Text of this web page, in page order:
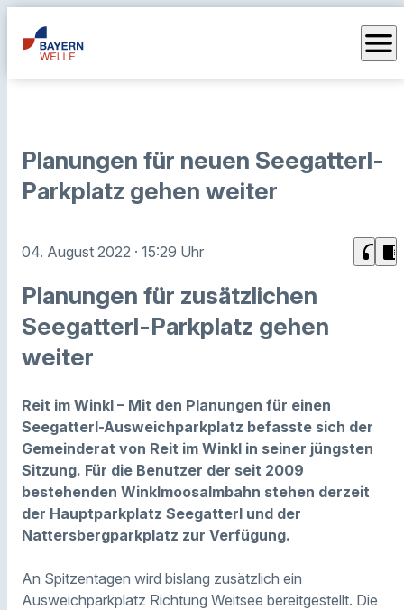
menu
Planungen für neuen Seegatterl-
Parkplatz gehen weiter
04. August 2022 · 15:29 Uhr headphones chrome_reader_mode
Planungen für zusätzlichen
Seegatterl-Parkplatz gehen
weiter
Reit im Winkl – Mit den Planungen für einen
Seegatterl-Ausweichparkplatz befasste sich der
Gemeinderat von Reit im Winkl in seiner jüngsten
Sitzung. Für die Benutzer der seit 2009
bestehenden Winklmoosalmbahn stehen derzeit
der Hauptparkplatz Seegatterl und der
Nattersbergparkplatz zur Verfügung.
An Spitzentagen wird bislang zusätzlich ein
Ausweichparkplatz Richtung Weitsee bereitgestellt. Die